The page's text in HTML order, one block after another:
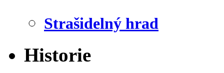
Strašidelný hrad
Historie